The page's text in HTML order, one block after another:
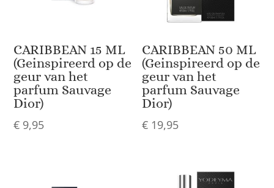
CARIBBEAN 15 ML
(Geinspireerd op de
geur van het
parfum Sauvage
Dior)
€ 9,95
CARIBBEAN 50 ML
(Geinspireerd op de
geur van het
parfum Sauvage
Dior)
€ 19,95